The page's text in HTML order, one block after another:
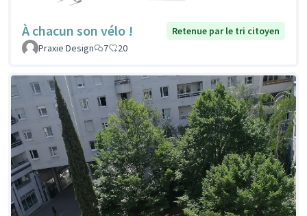
À chacun son vélo !
Retenue par le tri citoyen
Praxie Design
7 20